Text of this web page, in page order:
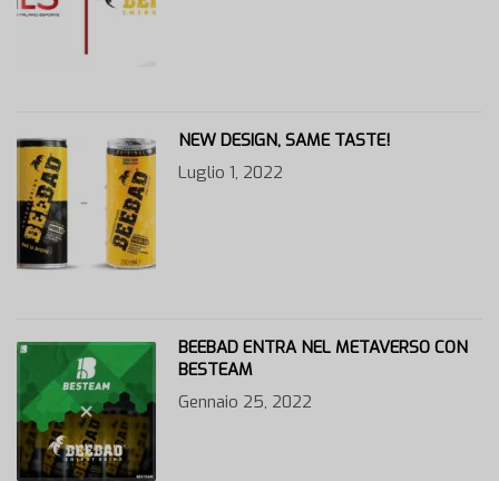
NEW DESIGN, SAME TASTE!
Luglio 1, 2022
BEEBAD ENTRA NEL METAVERSO CON
BESTEAM
Gennaio 25, 2022